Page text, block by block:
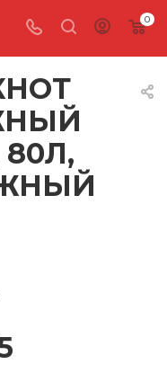
0